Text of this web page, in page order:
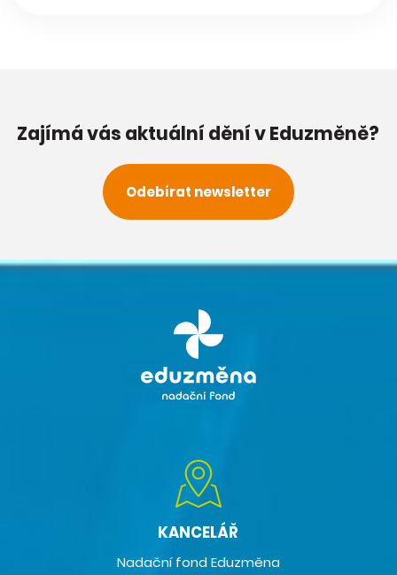
Zajímá vás aktuální dění v Eduzměně?
Odebírat newsletter
KANCELÁŘ
Nadační fond Eduzměna